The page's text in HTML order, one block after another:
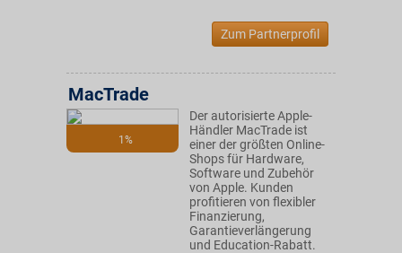
Zum Partnerprofil
1%
MacTrade
Der autorisierte Apple-
Händler MacTrade ist
einer der größten Online-
Shops für Hardware,
Software und Zubehör
von Apple. Kunden
profitieren von flexibler
Finanzierung,
Garantieverlängerung
und Education-Rabatt.